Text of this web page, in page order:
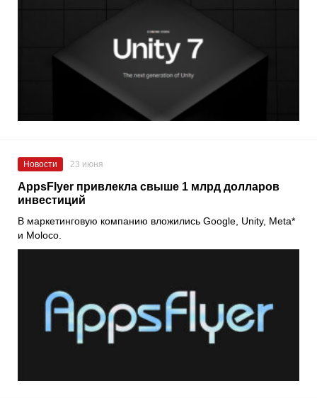
Новости 23 июня
AppsFlyer привлекла свыше 1 млрд долларов
инвестиций
В маркетинговую компанию вложились Google, Unity, Meta*
и Moloco.